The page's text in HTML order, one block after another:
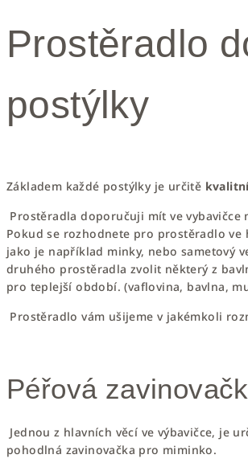
Prostěradlo
postýlky
Základem každé postýlky je určitě
Prostěradla doporučuji mít ve vybavičce
Pokud se rozhodnete pro prostěradlo ve
jako je například minky, nebo sametový
druhého prostěradla zvolit některý z
pro teplejší období. (vaflovina, bavlna,
Prostěradlo vám ušijeme v jakémkoli
Péřová
Jednou z hlavních věcí ve výbavičce, je
pohodlná zavinovačka pro miminko.